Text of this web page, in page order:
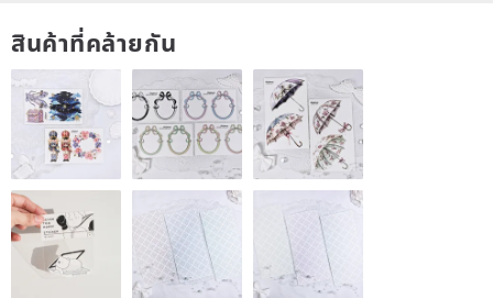
สินค้าที่คล้ายกัน